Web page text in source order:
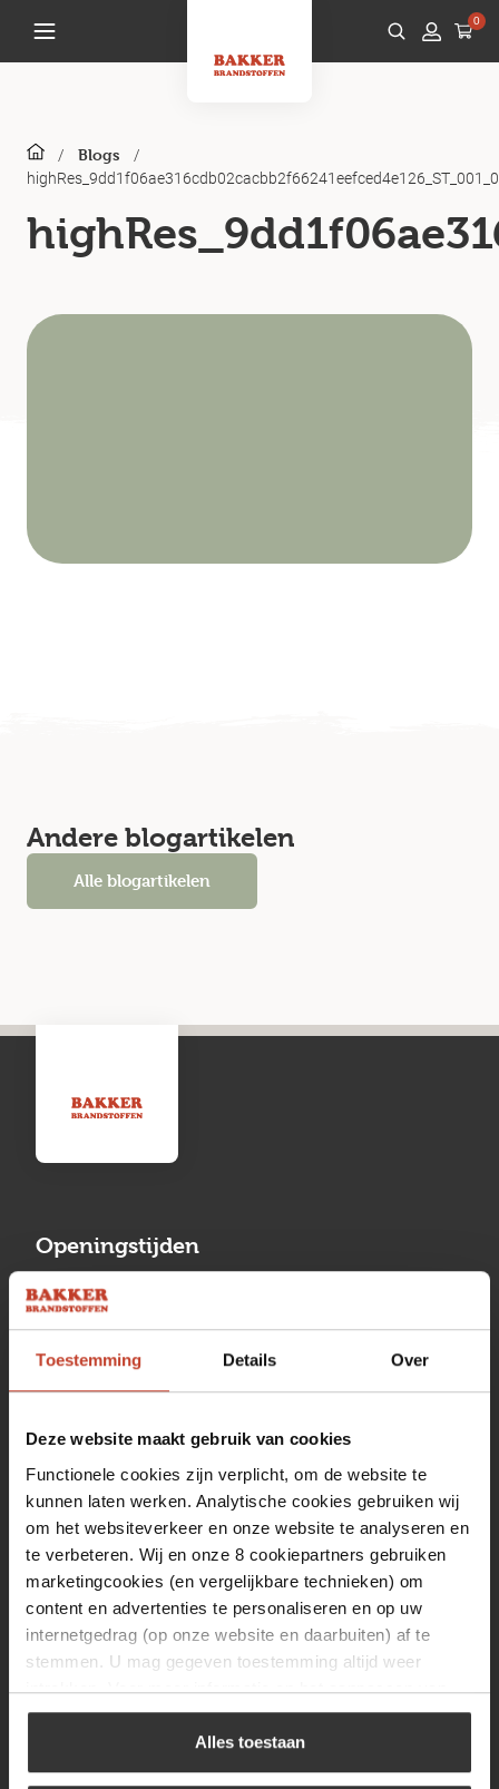
Toestemming Details Over
Deze website maakt gebruik van cookies
Functionele cookies zijn verplicht, om de website te
kunnen laten werken. Analytische cookies gebruiken wij
om het websiteverkeer en onze website te analyseren en
te verbeteren. Wij en onze 8 cookiepartners gebruiken
marketingcookies (en vergelijkbare technieken) om
content en advertenties te personaliseren en op uw
internetgedrag (op onze website en daarbuiten) af te
stemmen. U mag gegeven toestemming altijd weer
intrekken. Voor meer informatie en het aanpassen van
uw keuze op onze website verwijzen wij u naar ons
Alles toestaan
0
/ Blogs
/
Andere blogartikelen
Alle blogartikelen
Openingstijden
Maandag
Dinsdag
08:00 tot 17:00
Woensdag
08:00 tot 17:00
Donderdag
08:00 tot 17:00
Vrijdag
08:00 tot 17:00
Zaterdag
09:30 tot 12:00
Zondag
Gesloten
Navigatie
Brandstoffen